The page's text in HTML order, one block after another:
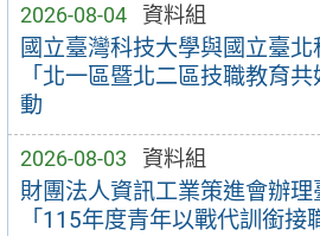
2026-08-04 資料組
國立臺灣科技大學與國立臺
「北一區暨北二區技職教育
動
2026-08-03 資料組
財團法人資訊工業策進會辦
「115年度青年以戰代訓銜